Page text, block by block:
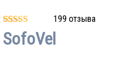
Рейтинг
5.00из 5 на
199
199 отзыва
SofoVel